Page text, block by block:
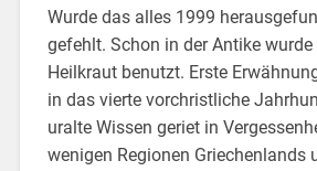
Wurde das alles 1999
gefehlt. Schon in der Antike
Heilkraut benutzt. Erste
in das vierte vorchristliche
uralte Wissen geriet in
wenigen Regionen Griechenlands